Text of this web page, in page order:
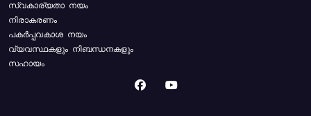
സ്വകാര്യതാ നയം
നിരാകരണം
പകർപ്പവകാശ നയം
വ്യവസ്ഥകളും നിബന്ധനകളും
സഹായം